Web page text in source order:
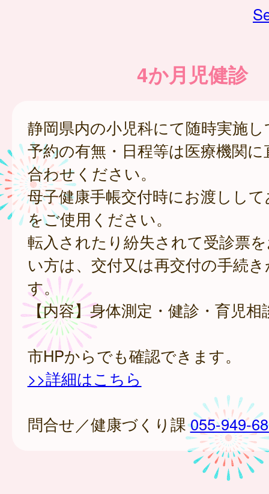
4か月児健診
静岡県内の小児科にて随時実施
予約の有無・日程等は医療機関
合わせください。
母子健康手帳交付時にお渡しし
をご使用ください。
転入されたり紛失されて受診票
い方は、交付又は再交付の手続
す。
【内容】身体測定・健診・育児相
市HPからでも確認できます。
>>詳細はこちら
問合せ／健康づくり課055-949-